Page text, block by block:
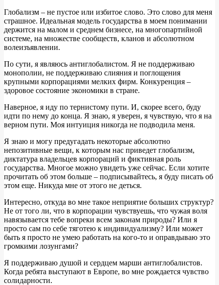
Глобализм – не пустое или избитое слово. Это слово для меня
страшное. Идеальная модель государства в моем понимании
держится на малом и среднем бизнесе, на многопартийной
системе, на множестве сообществ, кланов и абсолютном
волеизъявлении.
По сути, я являюсь антиглобалистом. Я не поддерживаю
монополии, не поддерживаю слияния и поглощения
крупными корпорациями мелких фирм. Конкуренция –
здоровое состояние экономики в стране.
Наверное, я иду по тернистому пути. И, скорее всего, буду
идти по нему до конца. Я знаю, я уверен, я чувствую, что я на
верном пути. Моя интуиция никогда не подводила меня.
Я знаю и могу предугадать некоторые абсолютно
непозитивные вещи, к которым нас приведет глобализм,
диктатура владельцев корпораций и фиктивная роль
государства. Многое можно увидеть уже сейчас. Если хотите
прочитать об этом больше – подписывайтесь, я буду писать об
этом еще. Никуда мне от этого не деться.
Интересно, откуда во мне такое неприятие больших структур?
Не от того ли, что в корпорации чувствуешь, что чужая воля
навязывается тебе вопреки всем законам природы? Или я
просто сам по себе тяготею к индивидуализму? Или может
быть я просто не умею работать на кого-то и оправдываю это
громкими лозунгами?
Я поддерживаю душой и сердцем марши антиглобалистов.
Когда ребята выступают в Европе, во мне рождается чувство
солидарности.